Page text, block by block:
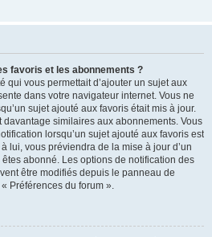
favoris et les abonnements ?
qui vous permettait d’ajouter un sujet aux
dans votre navigateur internet. Vous ne
sujet ajouté aux favoris était mis à jour.
davantage similaires aux abonnements. Vous
lorsqu’un sujet ajouté aux favoris est
lui, vous préviendra de la mise à jour d’un
abonné. Les options de notification des
être modifiés depuis le panneau de
Préférences du forum ».